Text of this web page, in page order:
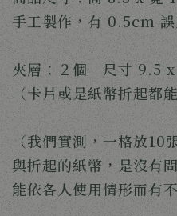
手工製作，有 0.5cm 誤
夾層：２個　尺寸 9.5
（卡片或是紙幣折起都能
（我們實測，一格放
與折起的紙幣，是沒有
能依各人使用情形而有不